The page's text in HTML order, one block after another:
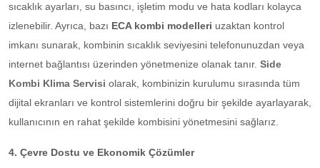
sıcaklık ayarları, su basıncı, işletim modu ve hata kodları kolayca
izlenebilir. Ayrıca, bazı ECA kombi modelleri uzaktan kontrol
imkanı sunarak, kombinin sıcaklık seviyesini telefonunuzdan veya
internet bağlantısı üzerinden yönetmenize olanak tanır. Side
Kombi Klima Servisi olarak, kombinizin kurulumu sırasında tüm
dijital ekranları ve kontrol sistemlerini doğru bir şekilde ayarlayarak,
kullanıcının en rahat şekilde kombisini yönetmesini sağlarız.
4. Çevre Dostu ve Ekonomik Çözümler